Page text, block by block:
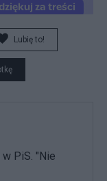
Lubię to!
PiS. "Nie